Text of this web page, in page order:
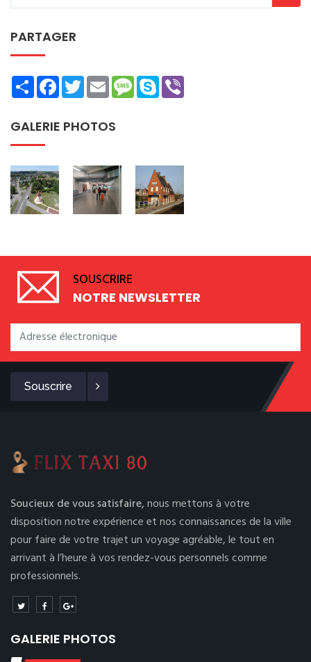
PARTAGER
ShareFacebookTwitterEmailMessage
Skype
GALERIE PHOTOS
SOUSCRIRE
NOTRE NEWSLETTER
Souscrire
Soucieux de vous satisfaire,nous mettons à votre
disposition notre expérience et nos connaissances de la ville
pour faire de votre trajet un voyage agréable, le tout en
arrivant à l’heure à vos rendez-vous personnels comme
professionnels.
GALERIE PHOTOS